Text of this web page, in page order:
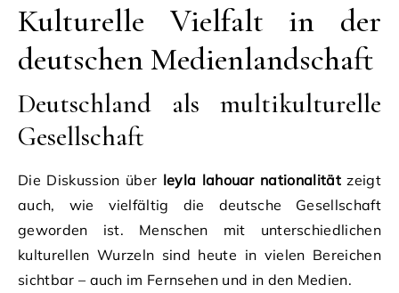
Kulturelle Vielfalt in der
deutschen Medienlandschaft
Deutschland als multikulturelle
Gesellschaft
Die Diskussion über leyla lahouar nationalität zeigt
auch, wie vielfältig die deutsche Gesellschaft
geworden ist. Menschen mit unterschiedlichen
kulturellen Wurzeln sind heute in vielen Bereichen
sichtbar – auch im Fernsehen und in den Medien.